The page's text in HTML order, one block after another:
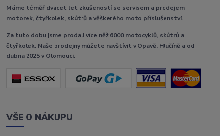
Máme téměř dvacet let zkušeností se servisem a prodejem
motorek, čtyřkolek, skútrů a věškerého moto příslušenství.
Za tuto dobu jsme prodali více něž 6000 motocyklů, skútrů a
čtyřkolek. Naše prodejny můžete navštívit v Opavě, Hlučíně a od
dubna 2025 v Olomouci.
VŠE O NÁKUPU